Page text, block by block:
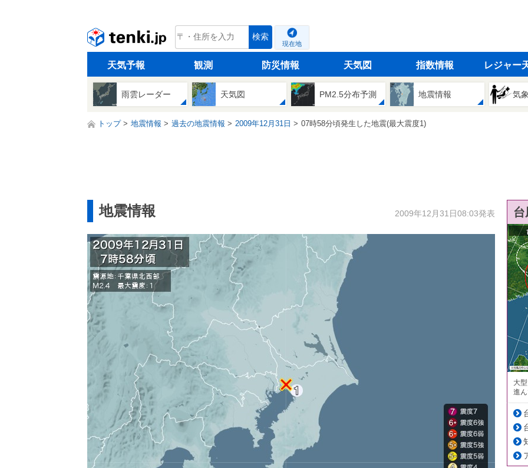
tenki.jp 検索
現在地
天気予報 観測 防災情報 天気図 指数情報 レジャー
雨雲レーダー 天気図 PM2.5分布予測 地震情報 気
トップ 地震情報 過去の地震情報 2009年12月31日 07時58分頃発生した地震(最大震度1)
地震情報 2009年12月31日08:03発表
大
進